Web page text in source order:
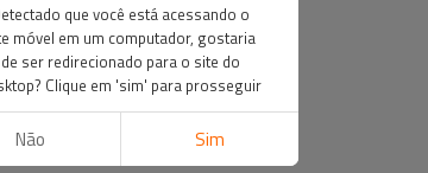
que você está acessando o
móvel em um computador, gostaria
de ser redirecionado para o site do
Clique em 'sim' para prosseguir
Não Sim